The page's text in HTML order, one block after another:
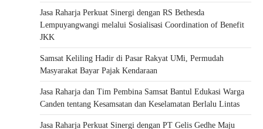
Jasa Raharja Perkuat Sinergi dengan RS Bethesda
Lempuyangwangi melalui Sosialisasi Coordination of Benefit
JKK
Samsat Keliling Hadir di Pasar Rakyat UMi, Permudah
Masyarakat Bayar Pajak Kendaraan
Jasa Raharja dan Tim Pembina Samsat Bantul Edukasi Warga
Canden tentang Kesamsatan dan Keselamatan Berlalu Lintas
Jasa Raharja Perkuat Sinergi dengan PT Gelis Gedhe Maju